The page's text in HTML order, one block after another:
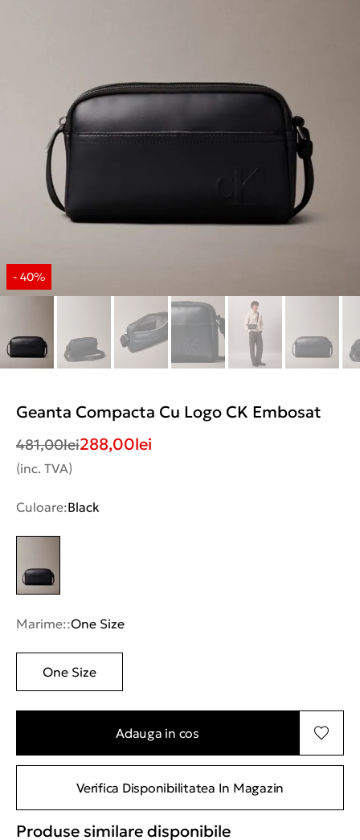
Geanta Compacta Cu Logo CK Embosat
481,00lei288,00lei
(inc. TVA)
Culoare:Black
Marime::One Size
One Size
Adauga in cos
Verifica Disponibilitatea In Magazin
Produse similare disponibile